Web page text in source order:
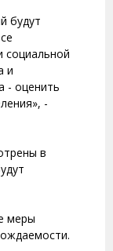
будут
социальной
и
- оценить
-
в
меры